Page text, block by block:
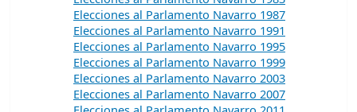
Elecciones al Parlamento Navarro 1987
Elecciones al Parlamento Navarro 1991
Elecciones al Parlamento Navarro 1995
Elecciones al Parlamento Navarro 1999
Elecciones al Parlamento Navarro 2003
Elecciones al Parlamento Navarro 2007